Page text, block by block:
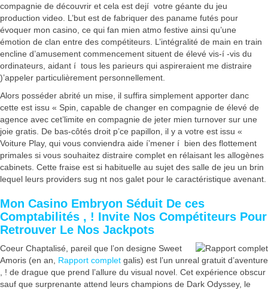
compagnie de découvrir et cela est dejí votre géante du jeu
production video. L’but est de fabriquer des paname futés pour
évoquer mon casino, ce qui fan mien atmo festive ainsi qu’une
émotion de clan entre des compétiteurs. L’intégralité de main en train
encline d’amusement commencement situent de élevé vis-í -vis du
ordinateurs, aidant í tous les parieurs qui aspireraient me distraire
)’appeler particulièrement personnellement.
Alors posséder abrité un mise, il suffira simplement apporter danc
cette est issu « Spin, capable de changer en compagnie de élevé de
agence avec cet’limite en compagnie de jeter mien turnover sur une
joie gratis. De bas-côtés droit p’ce papillon, il y a votre est issu «
Voiture Play, qui vous conviendra aide í’mener í bien des flottement
primales si vous souhaitez distraire complet en rélaisant les allogènes
cabinets. Cette fraise est si habituelle au sujet des salle de jeu un brin
lequel leurs providers sug nt nos galet pour le caractéristique avenant.
Mon Casino Embryon Séduit De ces
Comptabilités , ! Invite Nos Compétiteurs Pour
Retrouver Le Nos Jackpots
Coeur Chaptalisé, pareil que l’on designe Sweet
Amoris (en an, Rapport complet galis) est l’un unreal gratuit d’aventure
, ! de drague que prend l’allure du visual novel. Cet expérience obscur
sauf que surprenante attend leurs champions de Dark Odyssey, le